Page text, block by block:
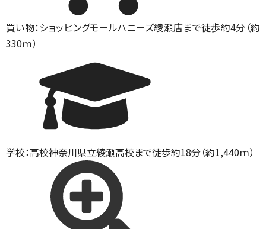
買い物：ショッピングモールハニーズ綾瀬店まで徒歩約4分（約
330ｍ）
学校：高校神奈川県立綾瀬高校まで徒歩約18分（約1,440ｍ）